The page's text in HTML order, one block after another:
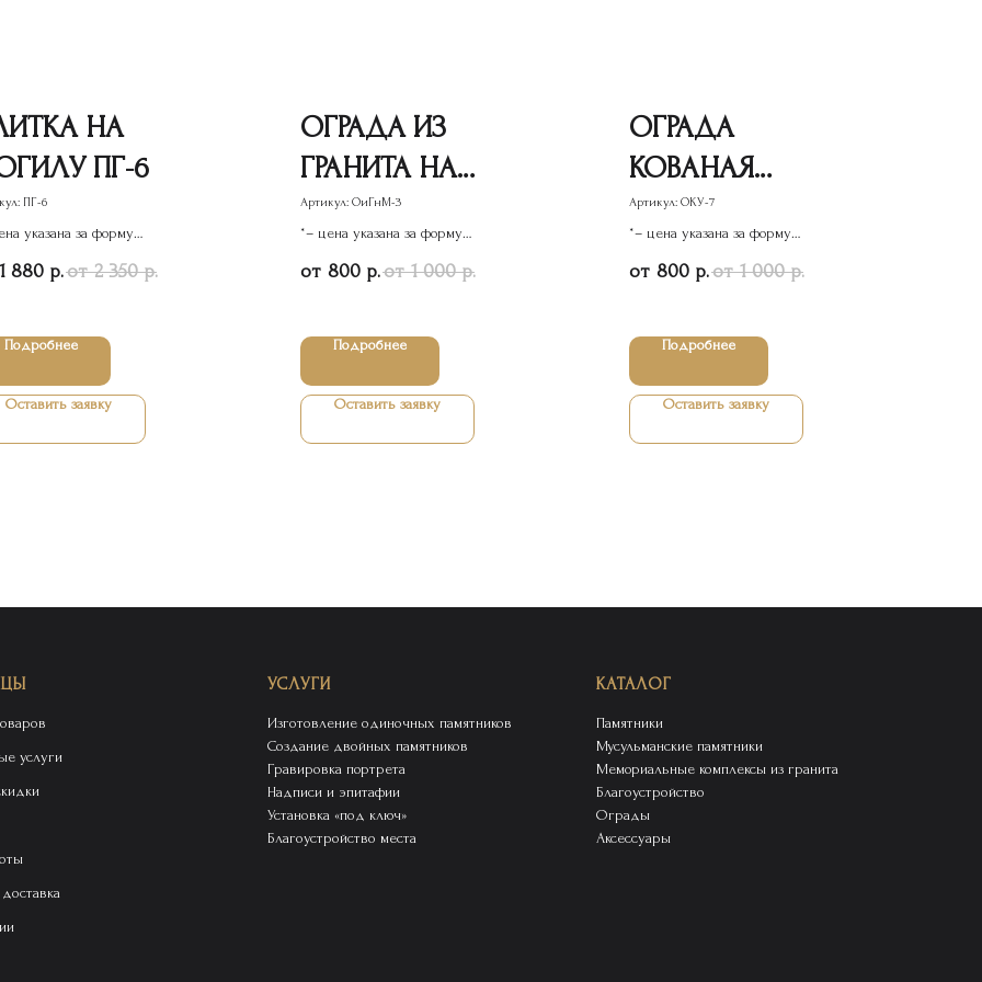
НА
ПГ-6
ПГ-6
указана за форму
1 880 р. 2 350 р.
Подробнее
Оставить заявку
ОГРАДА ИЗ
ГРАНИТА НА
МОГИЛУ 3
Артикул: ОиГнМ-3
*– цена указана за форму
800 р. 1 000 р.
Подробнее
Оставить заявку
ОГРАДА
КОВАНАЯ
УГОЛКИ-7
Артикул: ОКУ-7
*– цена указана за форму
800 р. 1 000 р.
Подробнее
Оставить заявку
услуги
УСЛУГИ
Изготовление одиночных памятников
Создание двойных памятников
Гравировка портрета
Надписи и эпитафии
Установка «под ключ»
Благоустройство места
КАТАЛОГ
Памятники
Мусульманские памятники
Мемориальные комплексы из гранита
Благоустройство
Ограды
Аксессуары